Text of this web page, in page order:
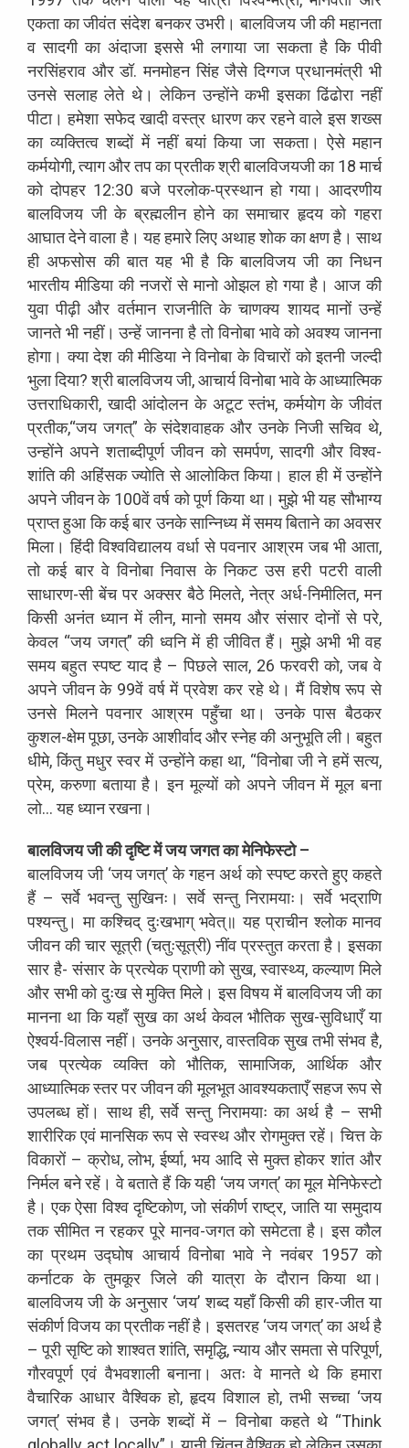
एकता का जीवंत संदेश बनकर उभरी। बालविजय जी की महानता
व सादगी का अंदाजा इससे भी लगाया जा सकता है कि पीवी
नरसिंहराव और डॉ. मनमोहन सिंह जैसे दिग्गज प्रधानमंत्री भी
उनसे सलाह लेते थे। लेकिन उन्होंने कभी इसका ढिंढोरा नहीं
पीटा। हमेशा सफेद खादी वस्त्र धारण कर रहने वाले इस शख्स
का व्यक्तित्व शब्दों में नहीं बयां किया जा सकता। ऐसे महान
कर्मयोगी, त्याग और तप का प्रतीक श्री बालविजयजी का 18 मार्च
को दोपहर 12:30 बजे परलोक-प्रस्थान हो गया। आदरणीय
बालविजय जी के ब्रह्मलीन होने का समाचार हृदय को गहरा
आघात देने वाला है। यह हमारे लिए अथाह शोक का क्षण है। साथ
ही अफसोस की बात यह भी है कि बालविजय जी का निधन
भारतीय मीडिया की नजरों से मानो ओझल हो गया है। आज की
युवा पीढ़ी और वर्तमान राजनीति के चाणक्य शायद मानों उन्हें
जानते भी नहीं। उन्हें जानना है तो विनोबा भावे को अवश्य जानना
होगा। क्या देश की मीडिया ने विनोबा के विचारों को इतनी जल्दी
भुला दिया? श्री बालविजय जी, आचार्य विनोबा भावे के आध्यात्मिक
उत्तराधिकारी, खादी आंदोलन के अटूट स्तंभ, कर्मयोग के जीवंत
प्रतीक,“जय जगत्” के संदेशवाहक और उनके निजी सचिव थे,
उन्होंने अपने शताब्दीपूर्ण जीवन को समर्पण, सादगी और विश्व-
शांति की अहिंसक ज्योति से आलोकित किया। हाल ही में उन्होंने
अपने जीवन के 100वें वर्ष को पूर्ण किया था। मुझे भी यह सौभाग्य
प्राप्त हुआ कि कई बार उनके सान्निध्य में समय बिताने का अवसर
मिला। हिंदी विश्वविद्यालय वर्धा से पवनार आश्रम जब भी आता,
तो कई बार वे विनोबा निवास के निकट उस हरी पटरी वाली
साधारण-सी बेंच पर अक्सर बैठे मिलते, नेत्र अर्ध-निमीलित, मन
किसी अनंत ध्यान में लीन, मानो समय और संसार दोनों से परे,
केवल “जय जगत्” की ध्वनि में ही जीवित हैं। मुझे अभी भी वह
समय बहुत स्पष्ट याद है – पिछले साल, 26 फरवरी को, जब वे
अपने जीवन के 99वें वर्ष में प्रवेश कर रहे थे। मैं विशेष रूप से
उनसे मिलने पवनार आश्रम पहुँचा था। उनके पास बैठकर
कुशल-क्षेम पूछा, उनके आशीर्वाद और स्नेह की अनुभूति ली। बहुत
धीमे, किंतु मधुर स्वर में उन्होंने कहा था, “विनोबा जी ने हमें सत्य,
प्रेम, करुणा बताया है। इन मूल्यों को अपने जीवन में मूल बना
लो… यह ध्यान रखना।
बालविजय जी की दृष्टि में जय जगत का मेनिफेस्टो –
बालविजय जी ‘जय जगत्’ के गहन अर्थ को स्पष्ट करते हुए कहते
हैं – सर्वे भवन्तु सुखिनः। सर्वे सन्तु निरामयाः। सर्वे भद्राणि
पश्यन्तु। मा कश्चिद् दुःखभाग् भवेत्॥ यह प्राचीन श्लोक मानव
जीवन की चार सूत्री (चतुःसूत्री) नींव प्रस्तुत करता है। इसका
सार है- संसार के प्रत्येक प्राणी को सुख, स्वास्थ्य, कल्याण मिले
और सभी को दुःख से मुक्ति मिले। इस विषय में बालविजय जी का
मानना था कि यहाँ सुख का अर्थ केवल भौतिक सुख-सुविधाएँ या
ऐश्वर्य-विलास नहीं। उनके अनुसार, वास्तविक सुख तभी संभव है,
जब प्रत्येक व्यक्ति को भौतिक, सामाजिक, आर्थिक और
आध्यात्मिक स्तर पर जीवन की मूलभूत आवश्यकताएँ सहज रूप से
उपलब्ध हों। साथ ही, सर्वे सन्तु निरामयाः का अर्थ है – सभी
शारीरिक एवं मानसिक रूप से स्वस्थ और रोगमुक्त रहें। चित्त के
विकारों – क्रोध, लोभ, ईर्ष्या, भय आदि से मुक्त होकर शांत और
निर्मल बने रहें। वे बताते हैं कि यही ‘जय जगत्’ का मूल मेनिफेस्टो
है। एक ऐसा विश्व दृष्टिकोण, जो संकीर्ण राष्ट्र, जाति या समुदाय
तक सीमित न रहकर पूरे मानव-जगत को समेटता है। इस कौल
का प्रथम उद्घोष आचार्य विनोबा भावे ने नवंबर 1957 को
कर्नाटक के तुमकूर जिले की यात्रा के दौरान किया था।
बालविजय जी के अनुसार ‘जय’ शब्द यहाँ किसी की हार-जीत या
संकीर्ण विजय का प्रतीक नहीं है। इसतरह ‘जय जगत्’ का अर्थ है
– पूरी सृष्टि को शाश्वत शांति, समृद्धि, न्याय और समता से परिपूर्ण,
गौरवपूर्ण एवं वैभवशाली बनाना। अतः वे मानते थे कि हमारा
वैचारिक आधार वैश्विक हो, हृदय विशाल हो, तभी सच्चा ‘जय
जगत्’ संभव है। उनके शब्दों में – विनोबा कहते थे “Think